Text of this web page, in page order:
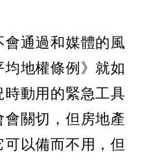
通過和媒體的風
地權條例》就如
時動用的緊急工具
會關切，但房地產
以備而不用，但